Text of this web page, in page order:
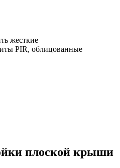
жесткие
PIR, облицованные
плоской крыши